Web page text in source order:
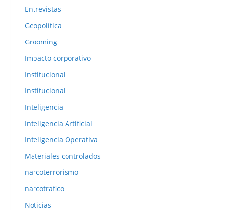
e
s
Entrevistas
Geopolítica
Grooming
Impacto corporativo
Institucional
Institucional
Inteligencia
Inteligencia Artificial
Inteligencia Operativa
Materiales controlados
narcoterrorismo
narcotrafico
Noticias